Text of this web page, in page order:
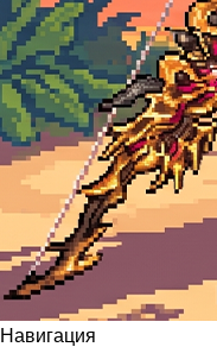
Навигация